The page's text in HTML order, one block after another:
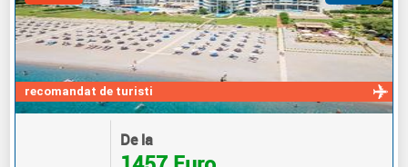
recomandat de turisti
De la